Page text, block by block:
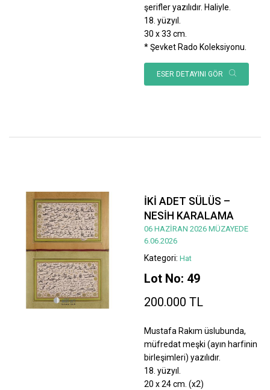
şerifler yazılıdır. Haliyle.
18. yüzyıl.
30 x 33 cm.
* Şevket Rado Koleksiyonu.
ESER DETAYINI GÖR
İKİ ADET SÜLÜS –
NESİH KARALAMA
06 HAZİRAN 2026 MÜZAYEDE
6.06.2026
Kategori: Hat
Lot No: 49
200.000 TL
Mustafa Rakım üslubunda,
müfredat meşki (ayın harfinin
birleşimleri) yazılıdır.
18. yüzyıl.
20 x 24 cm. (x2)